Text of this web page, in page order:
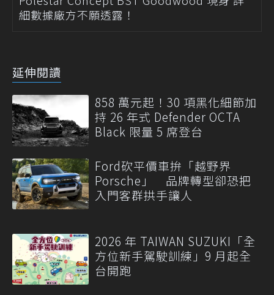
細數據廠方不願透露！
延伸閱讀
858 萬元起！30 項黑化細節加
持 26 年式 Defender OCTA
Black 限量 5 席登台
Ford砍平價車拚「越野界
Porsche」 品牌轉型卻恐把
入門客群拱手讓人
2026 年 TAIWAN SUZUKI「全
方位新手駕駛訓練」9 月起全
台開跑